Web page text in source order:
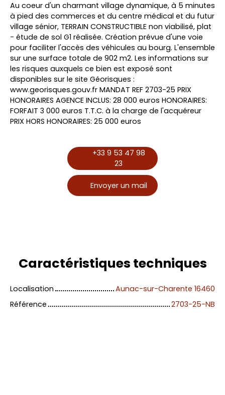
Au coeur d'un charmant village dynamique, à 5 minutes
à pied des commerces et du centre médical et du futur
village sénior, TERRAIN CONSTRUCTIBLE non viabilisé, plat
- étude de sol G1 réalisée. Création prévue d'une voie
pour faciliter l'accès des véhicules au bourg. L'ensemble
sur une surface totale de 902 m2. Les informations sur
les risques auxquels ce bien est exposé sont
disponibles sur le site Géorisques :
www.georisques.gouv.fr MANDAT REF 2703-25 PRIX
HONORAIRES AGENCE INCLUS: 28 000 euros HONORAIRES:
FORFAIT 3 000 euros T.T.C. à la charge de l'acquéreur
PRIX HORS HONORAIRES: 25 000 euros
+33 9 53 47 98
23
Envoyer un mail
Caractéristiques techniques
Localisation
Aunac-sur-Charente 16460
Référence
2703-25-NB